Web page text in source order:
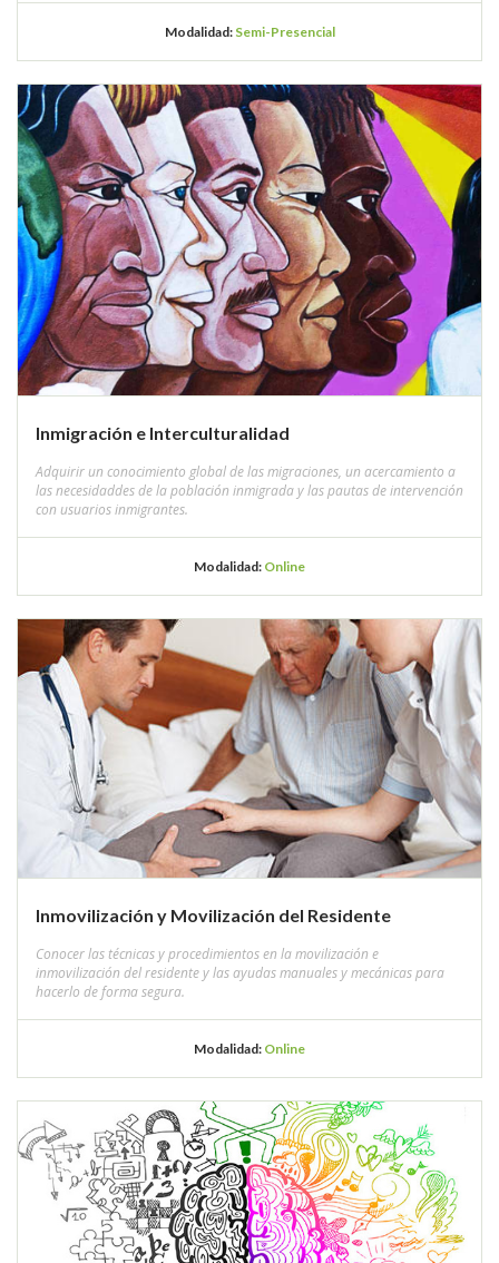
Modalidad: Semi-Presencial
Inmigración e Interculturalidad
Adquirir un conocimiento global de las migraciones, un acercamiento a
las necesidaddes de la población inmigrada y las pautas de intervención
con usuarios inmigrantes.
Modalidad: Online
Inmovilización y Movilización del Residente
Conocer las técnicas y procedimientos en la movilización e
inmovilización del residente y las ayudas manuales y mecánicas para
hacerlo de forma segura.
Modalidad: Online